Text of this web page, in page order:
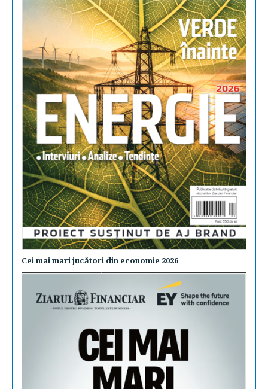
Cei mai mari jucători din economie 2026